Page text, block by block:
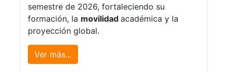
semestre de 2026, fortaleciendo su
formación, la movilidad académica y la
proyección global.
Ver más...